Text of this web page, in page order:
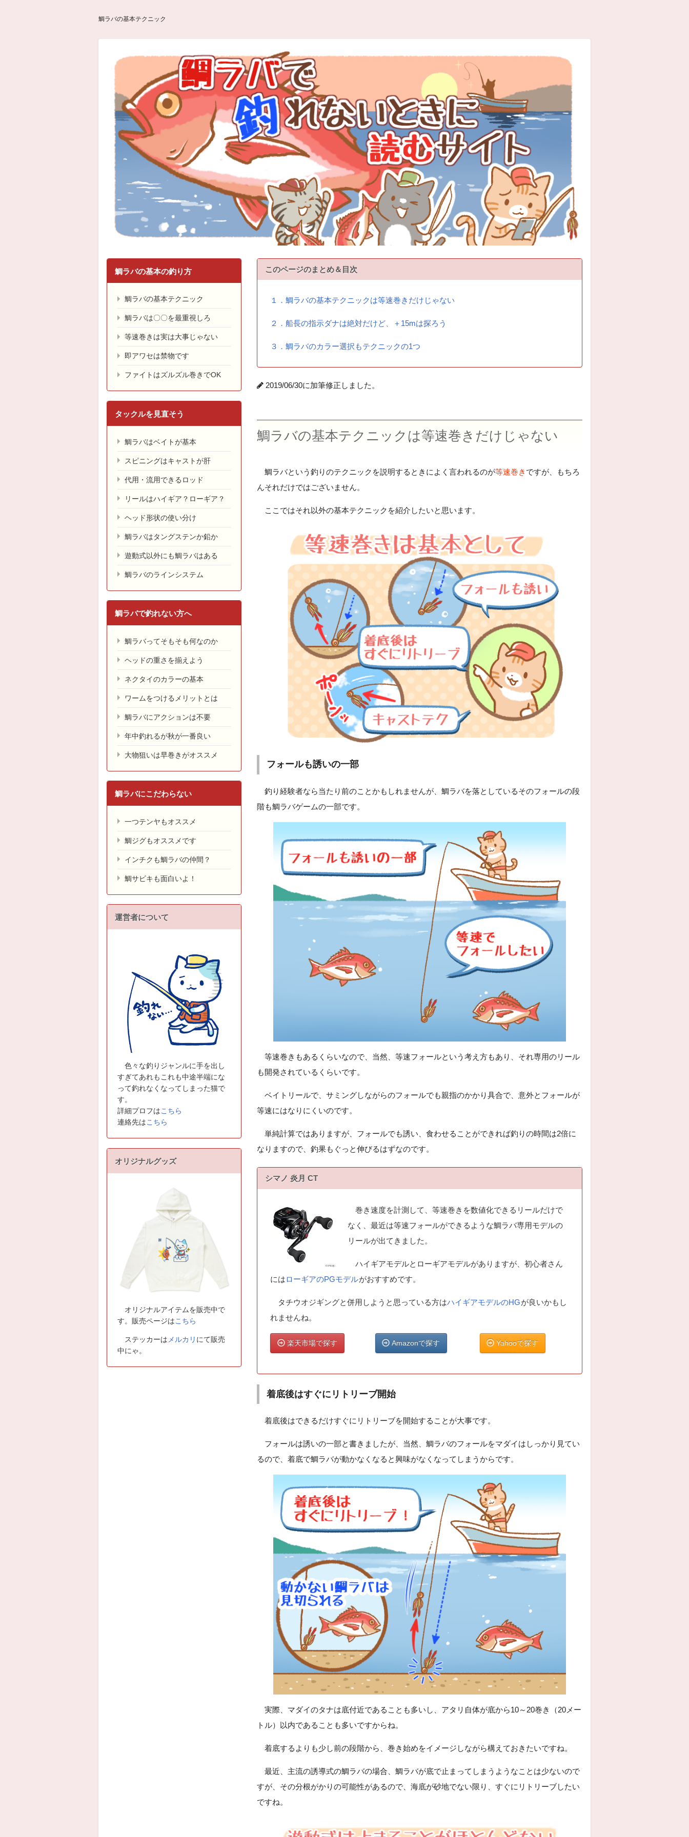
鯛ラバの基本テクニック
このページのまとめ＆目次
１．鯛ラバの基本テクニックは等速巻きだけじゃない
２．船長の指示ダナは絶対だけど、＋15mは探ろう
３．鯛ラバのカラー選択もテクニックの1つ
2019/06/30に加筆修正しました。
鯛ラバの基本テクニックは等速巻きだけじゃない
鯛ラバという釣りのテクニックを説明するときによく言われるのが等速巻き ですが、もちろ
んそれだけではございません。
ここではそれ以外の基本テクニックを紹介したいと思います。
フォールも誘いの一部
釣り経験者なら当たり前のことかもしれませんが、鯛ラバを落としているそのフォールの段
階も鯛ラバゲームの一部です。
等速巻きもあるくらいなので、当然、等速フォールという考え方もあり、それ専用のリール
も開発されているくらいです。
ベイトリールで、サミングしながらのフォールでも親指のかかり具合で、意外とフォールが
等速にはなりにくいのです。
単純計算ではありますが、フォールでも誘い、食わせることができれば釣りの時間は2倍に
なりますので、釣果もぐっと伸びるはずなのです。
シマノ 炎月 CT
巻き速度を計測して、等速巻きを数値化できるリールだけで
なく、最近は等速フォールができるような鯛ラバ専用モデルの
リールが出てきました。
ハイギアモデルとローギアモデルがありますが、初心者さん
にはローギアのPGモデルがおすすめです。
タチウオジギングと併用しようと思っている方はハイギアモデルのHGが良いかもし
れませんね。
楽天市場で探す Amazonで探す Yahooで探す
着底後はすぐにリトリーブ開始
着底後はできるだけすぐにリトリーブを開始することが大事です。
フォールは誘いの一部と書きましたが、当然、鯛ラバのフォールをマダイはしっかり見てい
るので、着底で鯛ラバが動かなくなると興味がなくなってしまうからです。
実際、マダイのタナは底付近であることも多いし、アタリ自体が底から10～20巻き（20メー
トル）以内であることも多いですからね。
着底するよりも少し前の段階から、巻き始めをイメージしながら構えておきたいですね。
最近、主流の誘導式の鯛ラバの場合、鯛ラバが底で止まってしまうようなことは少ないので
すが、その分根がかりの可能性があるので、海底が砂地でない限り、すぐにリトリーブしたい
ですね。
鯛ラバの基本の釣り方
鯛ラバの基本テクニック
鯛ラバは〇〇を最重視しろ
等速巻きは実は大事じゃない
即アワセは禁物です
ファイトはズルズル巻きでOK
タックルを見直そう
鯛ラバはベイトが基本
スピニングはキャストが肝
代用・流用できるロッド
リールはハイギア？ローギア？
ヘッド形状の使い分け
鯛ラバはタングステンか鉛か
遊動式以外にも鯛ラバはある
鯛ラバのラインシステム
鯛ラバで釣れない方へ
鯛ラバってそもそも何なのか
ヘッドの重さを揃えよう
ネクタイのカラーの基本
ワームをつけるメリットとは
鯛ラバにアクションは不要
年中釣れるが秋が一番良い
大物狙いは早巻きがオススメ
鯛ラバにこだわらない
一つテンヤもオススメ
鯛ジグもオススメです
インチクも鯛ラバの仲間？
鯛サビキも面白いよ！
運営者について
色々な釣りジャンルに手を出し
すぎてあれもこれも中途半端にな
って釣れなくなってしまった猫で
す。
詳細プロフはこちら
連絡先はこちら
オリジナルグッズ
オリジナルアイテムを販売中で
す。販売ページはこちら
ステッカーは メルカリ にて販売
中にゃ。